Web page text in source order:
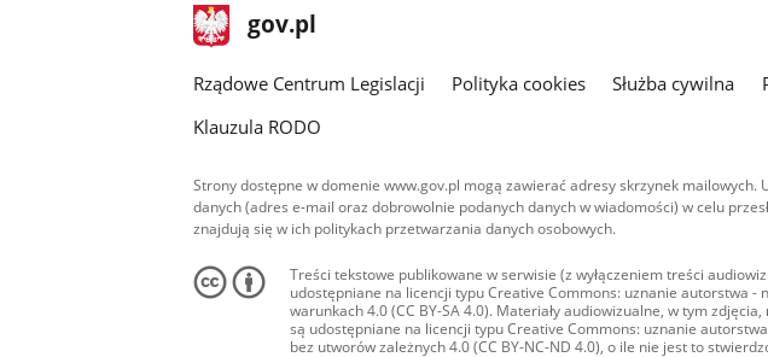
stopka
gov.pl Strona
gov.pl
Rządowe Centrum Legislacji Polityka cookies Służba cywilna
Klauzula RODO
Strony dostępne w domenie www.gov.pl mogą zawierać adresy skrzynek
danych (adres e-mail oraz dobrowolnie podanych danych w wiadomości) w celu
znajdują się w ich politykach przetwarzania danych osobowych.
Treści tekstowe publikowane w serwisie (z wyłączeniem treści
udostępniane na licencji typu Creative Commons: uznanie autorstwa -
warunkach 4.0 (CC BY-SA 4.0). Materiały audiowizualne, w tym
są udostępniane na licencji typu Creative Commons: uznanie
bez utworów zależnych 4.0 (CC BY-NC-ND 4.0), o ile nie jest to